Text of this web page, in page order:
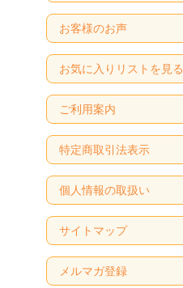
お客様のお声
お気に入りリストを見る
ご利用案内
特定商取引法表示
個人情報の取扱い
サイトマップ
メルマガ登録